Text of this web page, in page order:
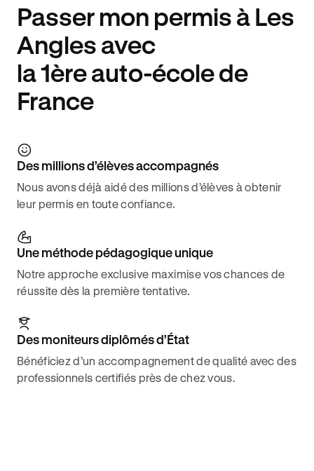
Passer mon permis à Les
Angles avec
la 1ère auto-école de
France
Des millions d’élèves accompagnés
Nous avons déjà aidé des millions d’élèves à obtenir
leur permis en toute confiance.
Une méthode pédagogique unique
Notre approche exclusive maximise vos chances de
réussite dès la première tentative.
Des moniteurs diplômés d’État
Bénéficiez d’un accompagnement de qualité avec des
professionnels certifiés près de chez vous.